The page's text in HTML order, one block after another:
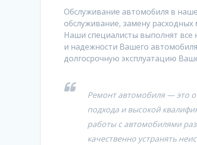
Обслуживание автомобиля в
обслуживание, замену
Наши специалисты выполнят
и надежности Вашего
долгосрочную эксплуатацию
Ремонт автомобиля — это
подхода и высокой
работы с автомобилями
качественно устранять